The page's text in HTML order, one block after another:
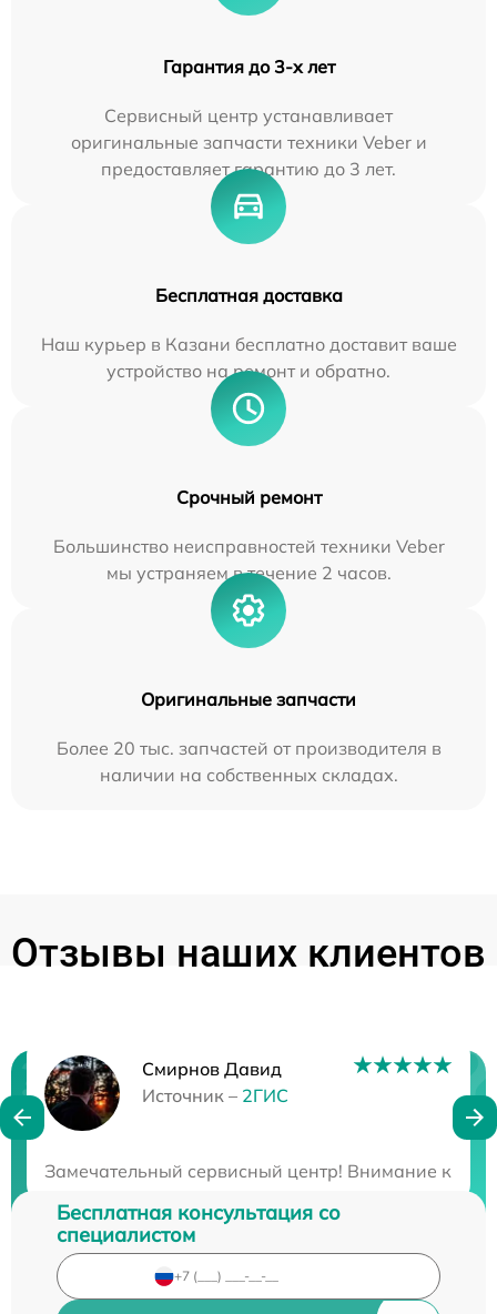
Гарантия до 3-х лет
Сервисный центр устанавливает
оригинальные запчасти техники Veber и
предоставляет гарантию до 3 лет.
Бесплатная доставка
Наш курьер в Казани бесплатно доставит ваше
устройство на ремонт и обратно.
Срочный ремонт
Большинство неисправностей техники Veber
мы устраняем в течение 2 часов.
Оригинальные запчасти
Более 20 тыс. запчастей от производителя в
наличии на собственных складах.
Отзывы наших клиентов
Смирнов Давид
Источник – 2ГИС
Замечательный сервисный центр! Внимание к
Нужна консультация?
Бесплатная консультация со
специалистом